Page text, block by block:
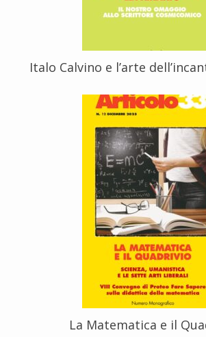
Italo Calvino e l’arte
La Matematica e il